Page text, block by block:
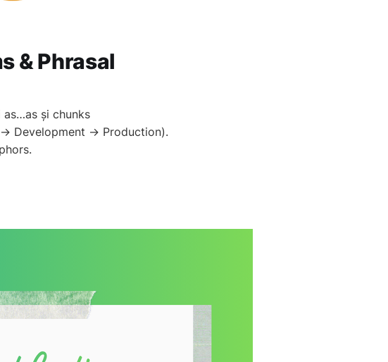
& Phrasal
as…as și chunks
→ Development → Production).